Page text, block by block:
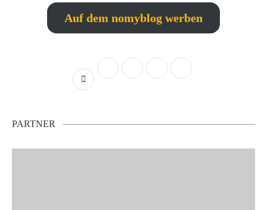
Auf dem nomyblog werben
PARTNER